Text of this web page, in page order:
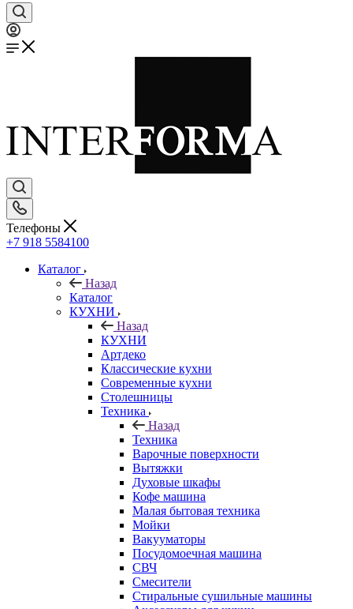
Телефоны
+7 918 5584100
Каталог
Назад
Каталог
КУХНИ
Назад
КУХНИ
Артдеко
Классические кухни
Современные кухни
Столешницы
Техника
Назад
Техника
Варочные поверхности
Вытяжки
Духовые шкафы
Кофе машина
Малая бытовая техника
Мойки
Вакууматоры
Посудомоечная машина
СВЧ
Смесители
Стиральные сушильные машины